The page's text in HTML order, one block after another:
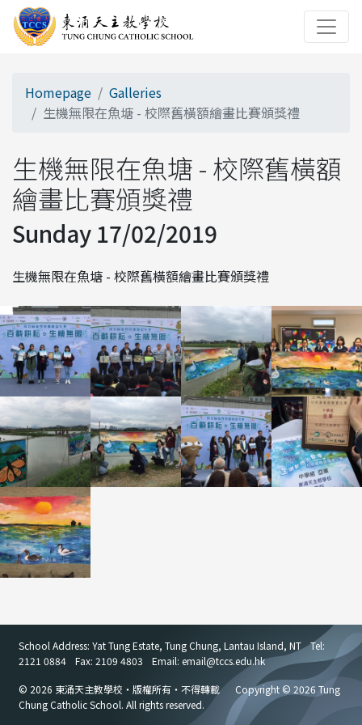
Homepage
Galleries
生機無限在魚塘 - 校際舊橫額繪畫比賽頒獎禮
生機無限在魚塘 - 校際舊橫額
繪畫比賽頒獎禮
Sunday 17/02/2019
生機無限在魚塘 - 校際舊橫額繪畫比賽頒獎禮
School Address: Yat Tung Estate, Tung Chung, Lantau Island, NT
Tel:
2121 0884
Fax: 2109 4803 Email: email@tccs.edu.hk
© 2026 東涌天主教學校・版權所有・不得轉載
Copyright © 2026 Tung
Chung Catholic School. All rights reserved.